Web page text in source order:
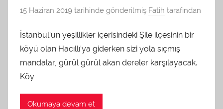
15 Haziran 2019 tarihinde gönderilmiş Fatih tarafından
İstanbul’un yeşillikler içerisindeki Şile ilçesinin bir
köyü olan Hacıllı’ya giderken sizi yola sıçmış
mandalar, gürül gürül akan dereler karşılayacak.
Köy
Okumaya devam et